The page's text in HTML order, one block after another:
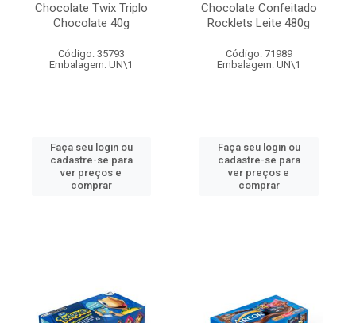
Chocolate Twix Triplo
Chocolate 40g
Código: 35793
Embalagem: UN\1
Faça seu login ou
cadastre-se para
ver preços e
comprar
Chocolate Confeitado
Rocklets Leite 480g
Código: 71989
Embalagem: UN\1
Faça seu login ou
cadastre-se para
ver preços e
comprar